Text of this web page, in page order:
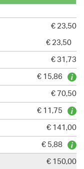
€ 23,50
€ 23,50
€ 31,73
€ 15,86
€ 70,50
€ 11,75
€ 141,00
€ 5,88
€ 150,00